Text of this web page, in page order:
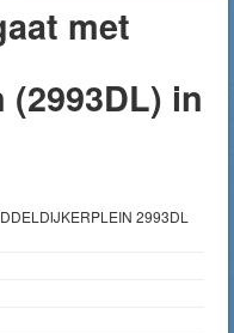
met
in
2993DL